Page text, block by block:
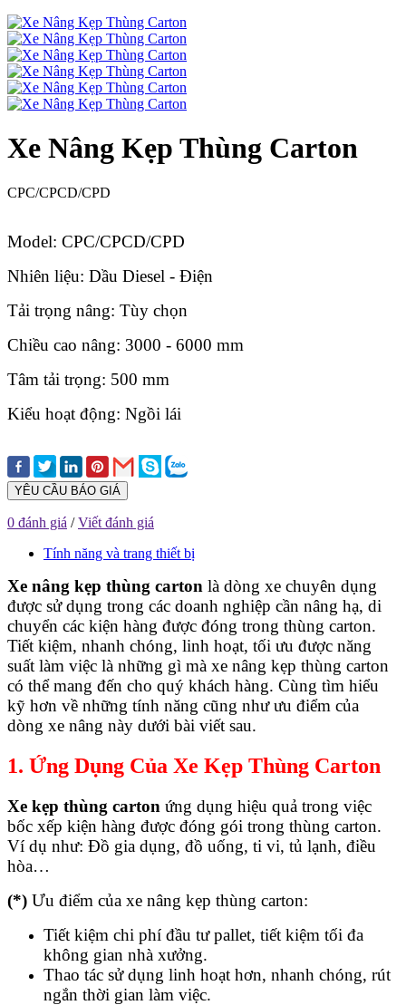
Xe Nâng Kẹp Thùng Carton
CPC/CPCD/CPD
Model: CPC/CPCD/CPD
Nhiên liệu: Dầu Diesel - Điện
Tải trọng nâng: Tùy chọn
Chiều cao nâng: 3000 - 6000 mm
Tâm tải trọng: 500 mm
Kiểu hoạt động: Ngồi lái
YÊU CẦU BÁO GIÁ
0 đánh giá /Viết đánh giá
Tính năng và trang thiết bị
Xe nâng kẹp thùng carton là dòng xe chuyên dụng
được sử dụng trong các doanh nghiệp cần nâng hạ, di
chuyển các kiện hàng được đóng trong thùng carton.
Tiết kiệm, nhanh chóng, linh hoạt, tối ưu được năng
suất làm việc là những gì mà xe nâng kẹp thùng carton
có thể mang đến cho quý khách hàng. Cùng tìm hiểu
kỹ hơn về những tính năng cũng như ưu điểm của
dòng xe nâng này dưới bài viết sau.
1. Ứng Dụng Của Xe Kẹp Thùng Carton
Xe kẹp thùng carton ứng dụng hiệu quả trong việc
bốc xếp kiện hàng được đóng gói trong thùng carton.
Ví dụ như: Đồ gia dụng, đồ uống, ti vi, tủ lạnh, điều
hòa…
(*) Ưu điểm của xe nâng kẹp thùng carton:
Tiết kiệm chi phí đầu tư pallet, tiết kiệm tối đa
không gian nhà xưởng.
Thao tác sử dụng linh hoạt hơn, nhanh chóng, rút
ngắn thời gian làm việc.